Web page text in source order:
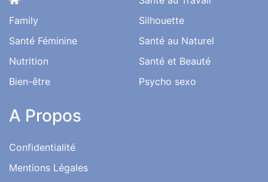
Family
Santé Féminine
Nutrition
Bien-être
Silhouette
Santé au Naturel
Santé et Beauté
Psycho sexo
A Propos
Confidentialité
Mentions Légales